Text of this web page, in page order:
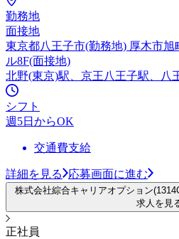
勤務地
面接地
東京都八王子市(勤務地) 厚木市旭
ル8F(面接地)
北野(東京)駅、京王八王子駅、八
シフト
週5日からOK
交通費支給
詳細を見る 応募画面に進む
株式会社綜合キャリアオプション
求人を見
正社員